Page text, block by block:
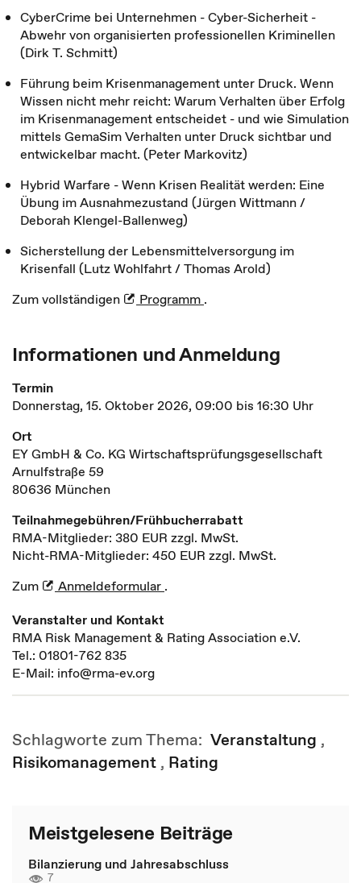
CyberCrime bei Unternehmen - Cyber-Sicherheit -
Abwehr von organisierten professionellen Kriminellen
(Dirk T. Schmitt)
Führung beim Krisenmanagement unter Druck. Wenn
Wissen nicht mehr reicht: Warum Verhalten über Erfolg
im Krisenmanagement entscheidet - und wie Simulation
mittels GemaSim Verhalten unter Druck sichtbar und
entwickelbar macht. (Peter Markovitz)
Hybrid Warfare - Wenn Krisen Realität werden: Eine
Übung im Ausnahmezustand (Jürgen Wittmann /
Deborah Klengel-Ballenweg)
Sicherstellung der Lebensmittelversorgung im
Krisenfall (Lutz Wohlfahrt / Thomas Arold)
Zum vollständigen
Programm .
Informationen und Anmeldung
Termin
Donnerstag, 15. Oktober 2026, 09:00 bis 16:30 Uhr
Ort
EY GmbH & Co. KG Wirtschaftsprüfungsgesellschaft
Arnulfstraße 59
80636 München
Teilnahmegebühren/Frühbucherrabatt
RMA-Mitglieder: 380 EUR zzgl. MwSt.
Nicht-RMA-Mitglieder: 450 EUR zzgl. MwSt.
Zum
Anmeldeformular .
Veranstalter und Kontakt
RMA Risk Management & Rating Association e.V.
Tel.: 01801-762 835
E-Mail: info@rma-ev.org
Schlagworte zum Thema: Veranstaltung ,
Risikomanagement , Rating
Meistgelesene Beiträge
Bilanzierung und Jahresabschluss
7